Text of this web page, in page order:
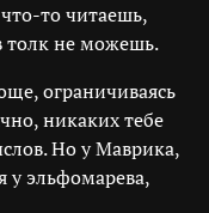
то читаешь,
толк не можешь.
ограничиваясь
никаких тебе
Но у Маврика,
у эльфомарева,